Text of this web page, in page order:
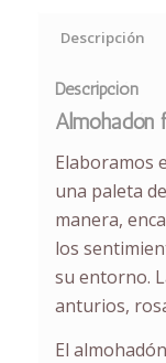
Descripción
Descripción
Almohadón
Elaboramos
una paleta
manera,
los
su entorno.
anturios,
El